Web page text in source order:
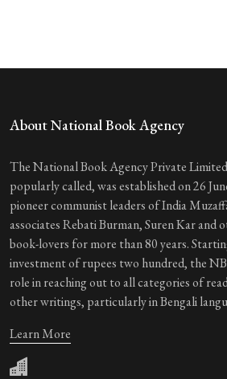
About National Book Agency
The National Book Agency Private
popularly called, was established on 26
pioneer communist leaders of India
associates Rebati Burman, Suren Kar and
book-lovers for more than 80 years.
investment of rupees two hundred, the
role in reaching out to all categories of
other writings, particularly in Bengali
Learn More